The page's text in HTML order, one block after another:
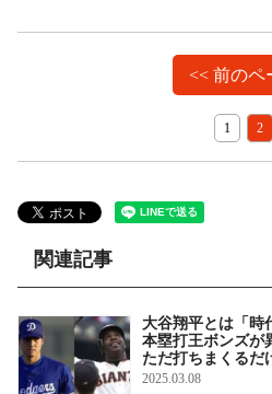
<< 前のペ
1 2
関連記事
大谷翔平とは「
本塁打王ボンズが
ただ打ちまくるだ
2025.03.08